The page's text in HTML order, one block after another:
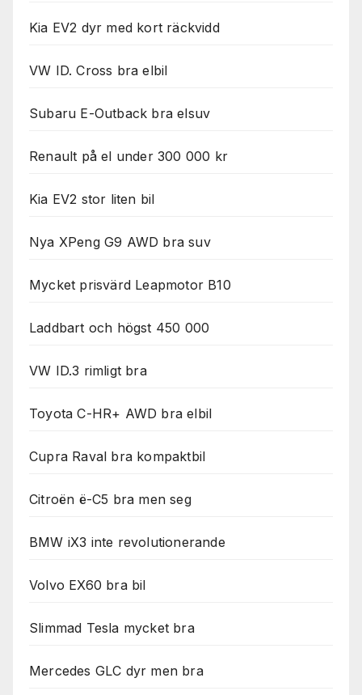
Kia EV2 dyr med kort räckvidd
VW ID. Cross bra elbil
Subaru E-Outback bra elsuv
Renault på el under 300 000 kr
Kia EV2 stor liten bil
Nya XPeng G9 AWD bra suv
Mycket prisvärd Leapmotor B10
Laddbart och högst 450 000
VW ID.3 rimligt bra
Toyota C-HR+ AWD bra elbil
Cupra Raval bra kompaktbil
Citroën ë-C5 bra men seg
BMW iX3 inte revolutionerande
Volvo EX60 bra bil
Slimmad Tesla mycket bra
Mercedes GLC dyr men bra
välja bort. De
Statistik
funktionalitet
baserat på
hemsidan
Genom att dela
och erbjudanden.